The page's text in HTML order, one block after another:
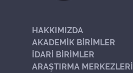
HAKKIMIZDA
AKADEMİK BİRİMLER
İDARİ BİRİMLER
ARAŞTIRMA MERKEZLERİ